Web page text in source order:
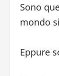
Sono
mondo
Eppure